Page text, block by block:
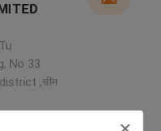
No 33
,चीन